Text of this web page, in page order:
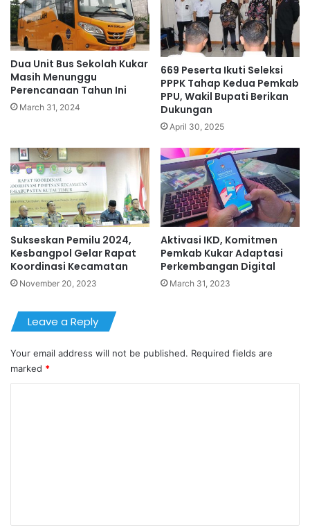
Dua Unit Bus Sekolah Kukar
Masih Menunggu
Perencanaan Tahun Ini
March 31, 2024
669 Peserta Ikuti Seleksi
PPPK Tahap Kedua Pemkab
PPU, Wakil Bupati Berikan
Dukungan
April 30, 2025
Sukseskan Pemilu 2024,
Kesbangpol Gelar Rapat
Koordinasi Kecamatan
November 20, 2023
Aktivasi IKD, Komitmen
Pemkab Kukar Adaptasi
Perkembangan Digital
March 31, 2023
Leave a Reply
Your email address will not be published. Required fields are
marked *